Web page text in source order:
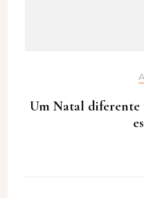
Um Natal diferente